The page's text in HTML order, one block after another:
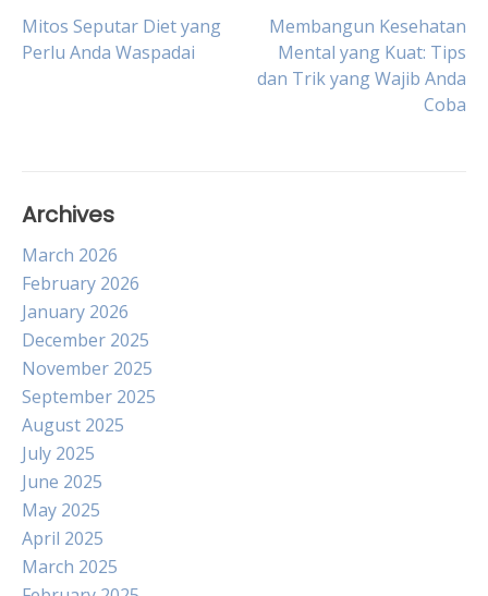
Post
Mitos Seputar Diet yang
Perlu Anda Waspadai
Membangun Kesehatan
Mental yang Kuat: Tips
dan Trik yang Wajib Anda
Coba
Archives
March 2026
February 2026
January 2026
December 2025
November 2025
September 2025
August 2025
July 2025
June 2025
May 2025
April 2025
March 2025